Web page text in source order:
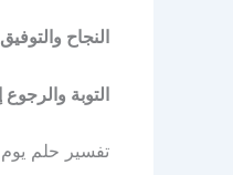
النجاح
التوبة والرجوع
تفسير حلم